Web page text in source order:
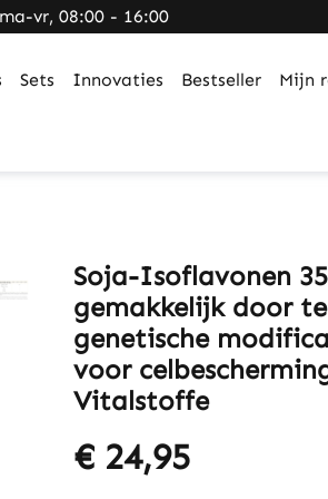
vr, 08:00 - 16:00
Sets Innovaties Bestseller Mijn
Soja-Isoflavonen
gemakkelijk door
genetische
voor
Vitalstoffe
€ 24,95